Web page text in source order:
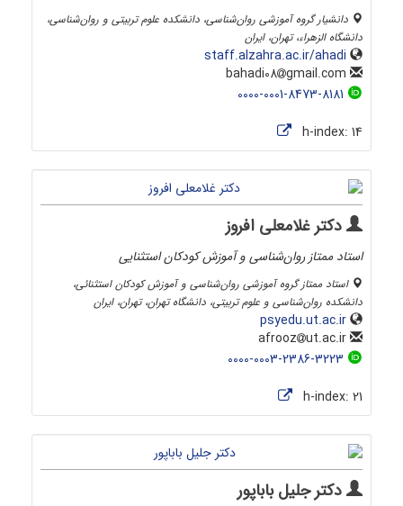
دانشیار گروه آموزشی روان‌شناسی، دانشکده علوم تربیتی و روان‌شناسی،
دانشگاه الزهراء، تهران، ایران
staff.alzahra.ac.ir/ahadi
gmail.com
0000-0001-8473-8181
h-index: 14
دکتر غلامعلی افروز
استاد ممتاز روان‌شناسی و آموزش کودکان استثنایی
استاد ممتاز گروه آموزشی روان‌شناسی و آموزش کودکان استثنائی،
دانشکده روان‌شناسی و علوم تربیتی، دانشگاه تهران، تهران، ایران
psyedu.ut.ac.ir
ut.ac.ir
0000-0003-2386-3223
h-index: 21
دکتر جلیل باباپور